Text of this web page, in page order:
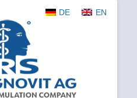
MAGNOVIT
DE EN